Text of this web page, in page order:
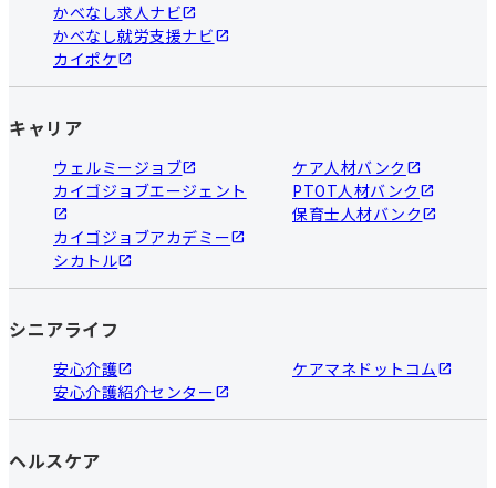
かべなし求人ナビ
かべなし就労支援ナビ
カイポケ
キャリア
ウェルミージョブ
カイゴジョブエージェント
カイゴジョブアカデミー
シカトル
ケア人材バンク
PTOT人材バンク
保育士人材バンク
シニアライフ
安心介護
安心介護紹介センター
ケアマネドットコム
ヘルスケア